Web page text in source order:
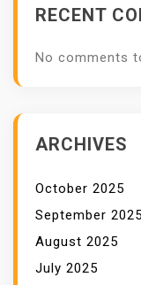
RECENT
No comments
ARCHIVES
October 2025
September 2025
August 2025
July 2025